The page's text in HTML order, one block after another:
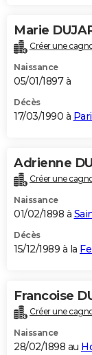
Marie
Créer une
Naissance
05/01/1897 à
Décès
17/03/1990 à
Adrienne
Créer une
Naissance
01/02/1898 à
Décès
15/12/1989 à la
Francoise
Créer une
Naissance
28/02/1898 au